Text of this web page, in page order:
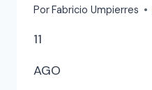
PorFabricio Umpierres
11
AGO